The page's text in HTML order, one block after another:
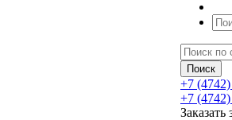
+7
+7
Заказать